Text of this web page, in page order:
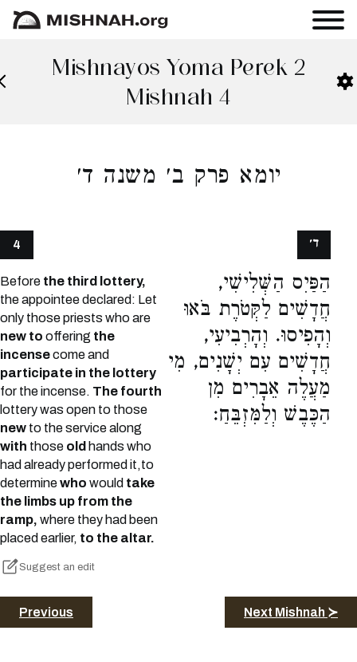
Mishnayos Yoma Perek 2
Mishnah 4
יומא פרק ב׳ משנה ד׳
4
Before the third lottery,
the appointee declared: Let
only those priests who are
new to offering the
incensecome and
participate in the lottery
for the incense. The fourth
lottery was open to those
new to the service along
with those old hands who
had already performed it,to
determinewho would take
the limbs up from the
ramp, where they had been
placed earlier, to the altar.
Suggest an edit
הַפַּיִס הַשְּׁלִישִׁי,
חֲדָשִׁים לַקְּטֹרֶת בֹּאוּ
וְהָפִיסוּ. וְהָרְבִיעִי,
חֲדָשִׁים עִם יְשָׁנִים, מִי
מַעֲלֶה אֵבָרִים מִן
הַכֶּבֶשׁ וְלַמִּזְבֵּחַ:
ד׳
Previous Next Mishnah ≻